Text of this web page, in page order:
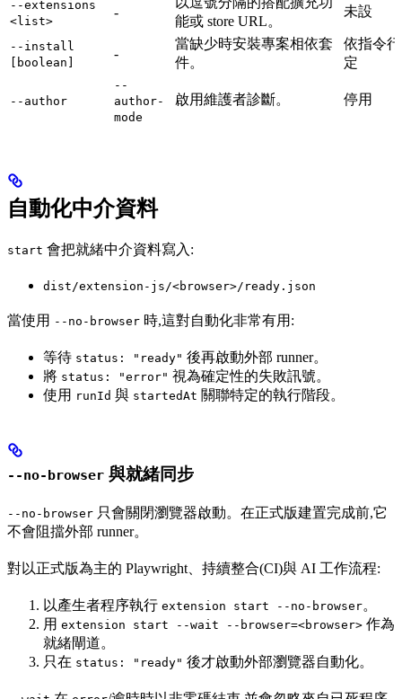
--extensions
<list>
-
能或 store URL。
未設
--install
[boolean]
-
當缺少時安裝專案相依套
件。
依指令
定
--author
--
author-
mode
啟用維護者診斷。 停用
自動化中介資料
start 會把就緒中介資料寫入:
dist/extension-js/<browser>/ready.json
當使用 --no-browser 時,這對自動化非常有用:
等待 status: "ready" 後再啟動外部 runner。
將 status: "error" 視為確定性的失敗訊號。
使用 runId 與 startedAt 關聯特定的執行階段。
--no-browser 與就緒同步
--no-browser 只會關閉瀏覽器啟動。在正式版建置完成前,它
不會阻擋外部 runner。
對以正式版為主的 Playwright、持續整合(CI)與 AI 工作流程:
以產生者程序執行 extension start --no-browser。
用 extension start --wait --browser=<browser> 作為
就緒閘道。
只在 status: "ready" 後才啟動外部瀏覽器自動化。